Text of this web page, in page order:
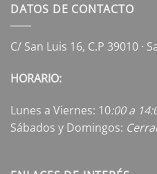
DATOS DE CONTACTO
C/ San Luis 16, C.P 39010 ·
HORARIO:
Lunes a Viernes: 10:00 a
Sábados y Domingos: